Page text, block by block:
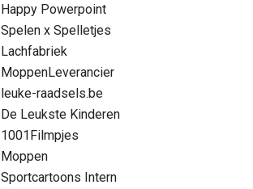
Happy Powerpoint
Spelen x Spelletjes
Lachfabriek
MoppenLeverancier
leuke-raadsels.be
De Leukste Kinderen
1001Filmpjes
Moppen
Sportcartoons Intern